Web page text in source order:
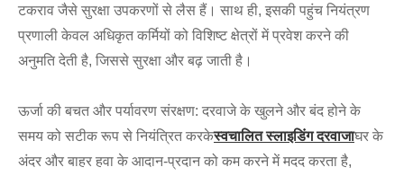
टकराव जैसे सुरक्षा उपकरणों से लैस हैं। साथ ही, इसकी पहुंच नियंत्रण
प्रणाली केवल अधिकृत कर्मियों को विशिष्ट क्षेत्रों में प्रवेश करने की
अनुमति देती है, जिससे सुरक्षा और बढ़ जाती है।
ऊर्जा की बचत और पर्यावरण संरक्षण: दरवाजे के खुलने और बंद होने के
समय को सटीक रूप से नियंत्रित करकेस्वचालित स्लाइडिंग दरवाजाघर के
अंदर और बाहर हवा के आदान-प्रदान को कम करने में मदद करता है,